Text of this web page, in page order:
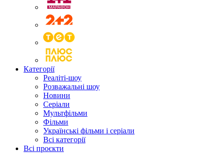
Категорії
Реаліті-шоу
Розважальні шоу
Новини
Серіали
Мультфільми
Фільми
Українські фільми і серіали
Всі категорії
Всі проєкти